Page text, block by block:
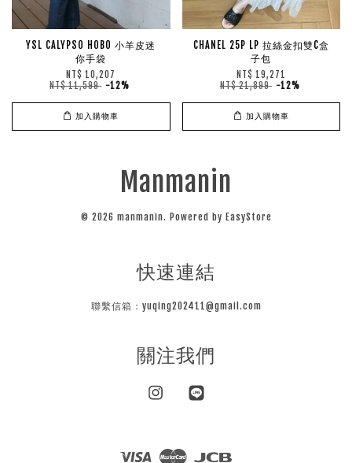
YSL CALYPSO HOBO 小羊皮迷
你手袋
NT$ 10,207
NT$ 11,599 -12%
加入購物車
CHANEL 25P LP 拉絲金扣雙C盒
子包
NT$ 19,271
NT$ 21,899 -12%
加入購物車
Manmanin
© 2026 manmanin. Powered by EasyStore
快速連結
聯繫信箱：yuqing202411@gmail.com
關注我們
Instagram
Visa Master